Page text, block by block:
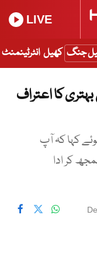
LIVE
جنگ کھیل انٹرٹینمنٹ
کا اعتراف
کہا کہ آپ
کر ادا